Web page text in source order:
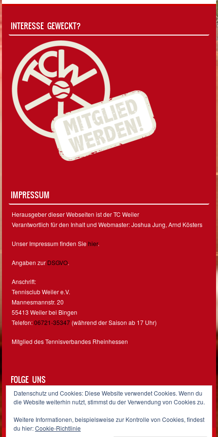
INTERESSE GEWECKT?
IMPRESSUM
Herausgeber dieser Webseiten ist der TC Weiler
Verantwortlich für den Inhalt und Webmaster: Joshua Jung, Arnd Kösters
Unser Impressum finden Siehier.
Angaben zur DSGVO.
Anschrift:
Tennisclub Weiler e.V.
Mannesmannstr. 20
55413 Weiler bei Bingen
Telefon:06721-35347 (während der Saison ab 17 Uhr)
Mitglied des Tennisverbandes Rheinhessen
FOLGE UNS
FacebookInstagram
Datenschutz und Cookies: Diese Website verwendet Cookies. Wenn du
die Website weiterhin nutzt, stimmst du der Verwendung von Cookies zu.
Weitere Informationen, beispielsweise zur Kontrolle von Cookies, findest
du hier:Cookie-Richtlinie